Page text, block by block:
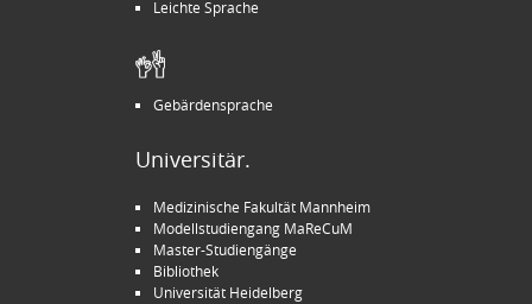
Leichte Sprache
Gebärdensprache
Universitär.
Medizinische Fakultät Mannheim
Modellstudiengang MaReCuM
Master-Studiengänge
Bibliothek
Universität Heidelberg